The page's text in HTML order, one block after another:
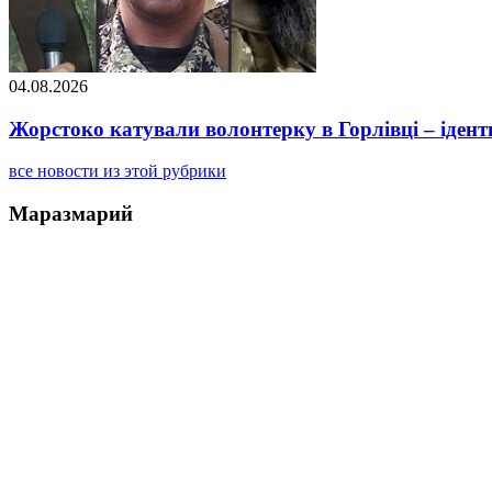
04.08.2026
Жорстоко катували волонтерку в Горлівці –
все новости из этой рубрики
Маразмарий